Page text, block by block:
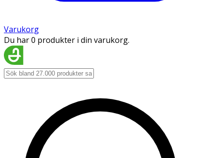
Varukorg
Du har 0 produkter i din varukorg.